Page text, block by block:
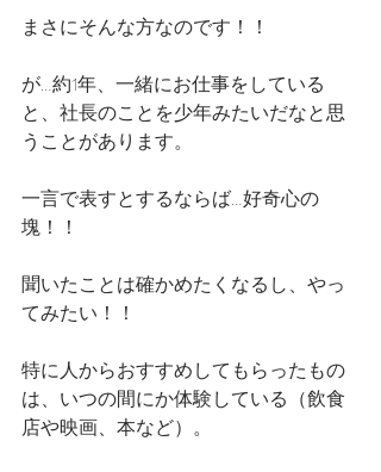
まさにそんな方なのです！！
が…約1年、一緒にお仕事をしている
と、社長のことを少年みたいだなと思
うことがあります。
一言で表すとするならば…好奇心の
塊！！
聞いたことは確かめたくなるし、やっ
てみたい！！
特に人からおすすめしてもらったもの
は、いつの間にか体験している（飲食
店や映画、本など）。